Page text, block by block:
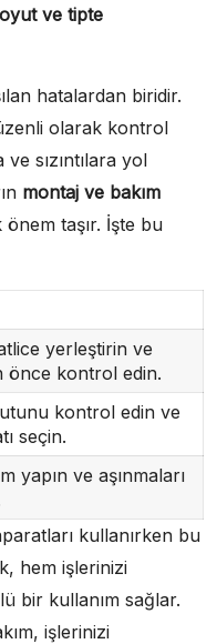
ve tipte
hatalardan biridir.
olarak kontrol
sızıntılara yol
montaj ve bakım
taşır. İşte bu
yerleştirin ve
önce kontrol edin.
kontrol edin ve
seçin.
yapın ve aşınmaları
kullanırken bu
hem işlerinizi
bir kullanım sağlar.
işlerinizi